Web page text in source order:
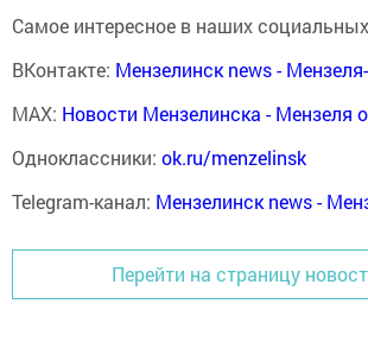
Самое интересное в наших
ВКонтакте: Мензелинск news -
MAX: Новости Мензелинска - Мензеля
Одноклассники: ok.ru/menzelinsk
Telegram-канал: Мензелинск news -
Перейти на страницу